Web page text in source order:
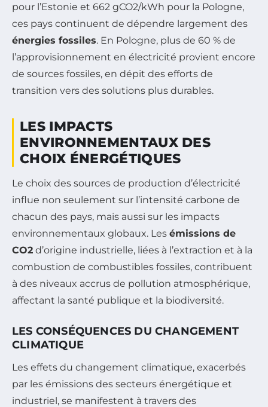
pour l’Estonie et 662 gCO2/kWh pour la Pologne,
ces pays continuent de dépendre largement des
énergies fossiles. En Pologne, plus de 60 % de
l’approvisionnement en électricité provient encore
de sources fossiles, en dépit des efforts de
transition vers des solutions plus durables.
LES IMPACTS
ENVIRONNEMENTAUX DES
CHOIX ÉNERGÉTIQUES
Le choix des sources de production d’électricité
influe non seulement sur l’intensité carbone de
chacun des pays, mais aussi sur les impacts
environnementaux globaux. Les émissions de
CO2 d’origine industrielle, liées à l’extraction et à la
combustion de combustibles fossiles, contribuent
à des niveaux accrus de pollution atmosphérique,
affectant la santé publique et la biodiversité.
LES CONSÉQUENCES DU CHANGEMENT
CLIMATIQUE
Les effets du changement climatique, exacerbés
par les émissions des secteurs énergétique et
industriel, se manifestent à travers des